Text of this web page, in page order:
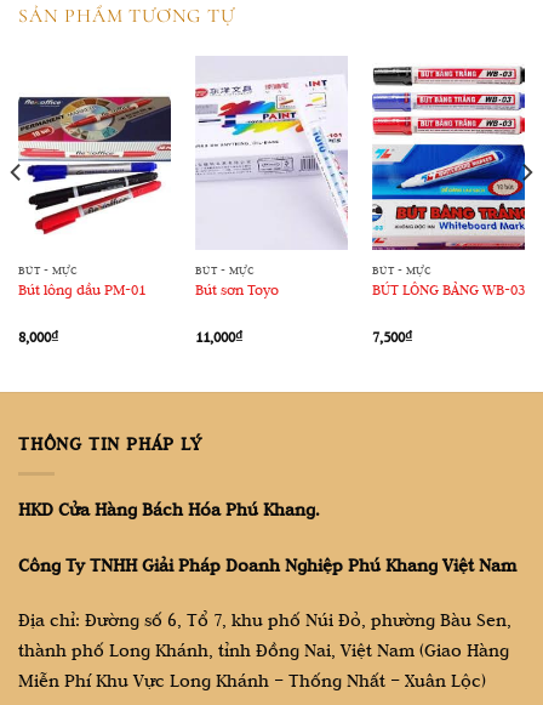
SẢN PHẨM TƯƠNG TỰ
BÚT - MỰC
Bút lông dầu PM-01
8,000₫
BÚT - MỰC
Bút sơn Toyo
11,000₫
BÚT - MỰC
BÚT LÔNG BẢNG WB-03
7,500₫
THÔNG TIN PHÁP LÝ
HKD Cửa Hàng Bách Hóa Phú Khang.
Công Ty TNHH Giải Pháp Doanh Nghiệp Phú Khang Việt Nam
Địa chỉ: Đường số 6, Tổ 7, khu phố Núi Đỏ, phường Bàu Sen,
thành phố Long Khánh, tỉnh Đồng Nai, Việt Nam (Giao Hàng
Miễn Phí Khu Vực Long Khánh – Thống Nhất – Xuân Lộc)